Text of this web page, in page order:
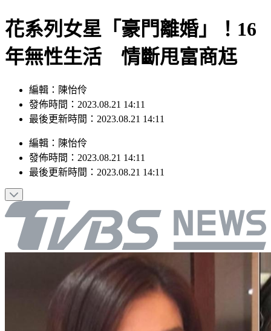
花系列女星「豪門離婚」！16
年無性生活 情斷甩富商尪
發佈時間：2023.08.21 14:11
最後更新時間：2023.08.21 14:11
發佈時間：2023.08.21 14:11
最後更新時間：2023.08.21 14:11